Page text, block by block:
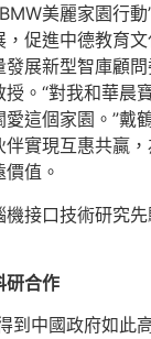
美麗家園行
促進中德教育
展新型智庫顧
。“對我和華晨
這個家園。”戴
實現互惠共贏
值。
接口技術研究
研合作
到中國政府如此